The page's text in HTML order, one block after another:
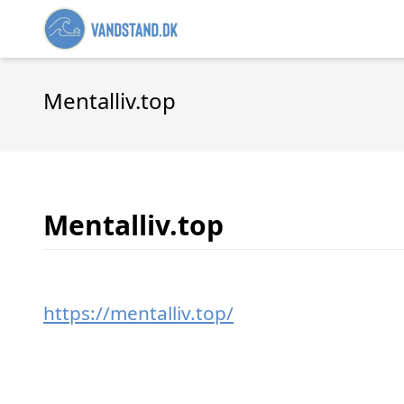
Mentalliv.top
Mentalliv.top
https://mentalliv.top/